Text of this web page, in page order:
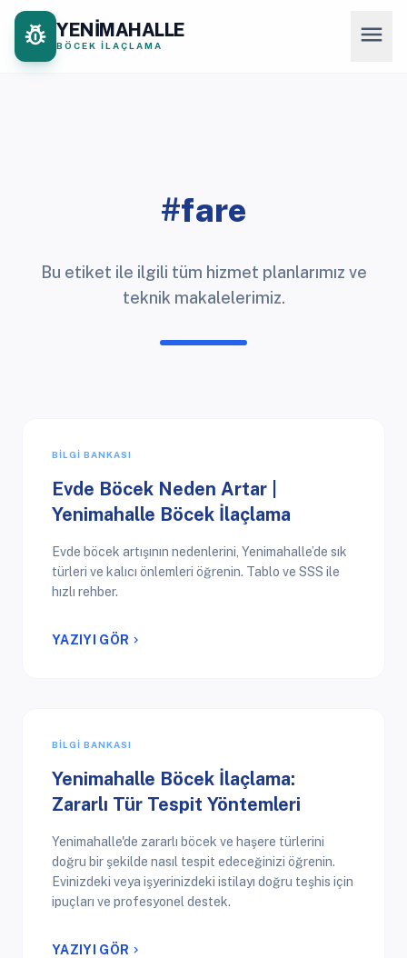
pest_control YENİMAHALLE
BÖCEK İLAÇLAMA menu
#fare
Bu etiket ile ilgili tüm hizmet planlarımız ve
teknik makalelerimiz.
BILGI BANKASI
Evde Böcek Neden Artar |
Yenimahalle Böcek İlaçlama
Evde böcek artışının nedenlerini, Yenimahalle’de sık
türleri ve kalıcı önlemleri öğrenin. Tablo ve SSS ile
hızlı rehber.
YAZIYI GÖR chevron_right
BILGI BANKASI
Yenimahalle Böcek İlaçlama:
Zararlı Tür Tespit Yöntemleri
Yenimahalle'de zararlı böcek ve haşere türlerini
doğru bir şekilde nasıl tespit edeceğinizi öğrenin.
Evinizdeki veya işyerinizdeki istilayı doğru teşhis için
ipuçları ve profesyonel destek.
YAZIYI GÖR chevron_right